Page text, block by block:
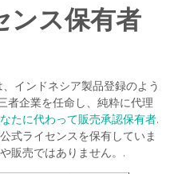
ンス保有者
インドネシア製品登録のよう
者企業を任命し、純粋に代理
たに代わって販売承認保有者.
式ライセンスを保有していま
販売ではありません。.